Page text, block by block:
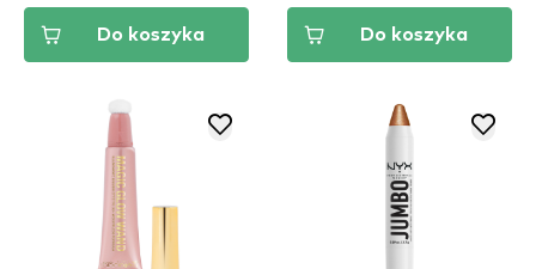
Do koszyka Do koszyka